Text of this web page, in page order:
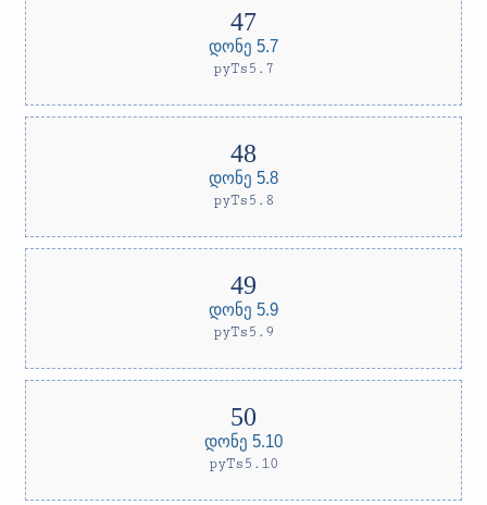
დონე 5.7
pyTs5.7
დონე 5.8
pyTs5.8
დონე 5.9
pyTs5.9
დონე 5.10
pyTs5.10